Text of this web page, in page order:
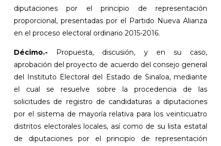
diputaciones por el principio de representación
proporcional, presentadas por el Partido Nueva Alianza
en el proceso electoral ordinario 2015-2016.
Décimo.- Propuesta, discusión, y en su caso,
aprobación del proyecto de acuerdo del consejo general
del Instituto Electoral del Estado de Sinaloa, mediante
el cual se resuelve sobre la procedencia de las
solicitudes de registro de candidaturas a diputaciones
por el sistema de mayoría relativa para los veinticuatro
distritos electorales locales, así como de su lista estatal
de diputaciones por el principio de representación